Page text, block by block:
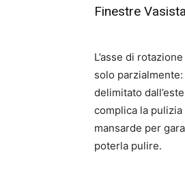
Finestre
L’asse di
solo
delimitato
complica la
mansarde per
poterla pulire.